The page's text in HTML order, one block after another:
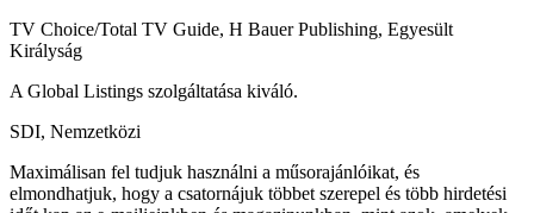
TV Choice/Total TV Guide, H Bauer Publishing, Egyesült
Királyság
A Global Listings szolgáltatása kiváló.
SDI, Nemzetközi
Maximálisan fel tudjuk használni a műsorajánlóikat, és
elmondhatjuk, hogy a csatornájuk többet szerepel és több hirdetési